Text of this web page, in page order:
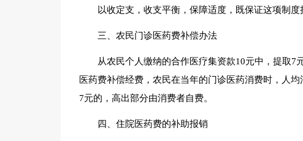
以收定支，收支平衡，保障适度，既保证这项制
三、农民门诊医药费补偿办法
从农民个人缴纳的合作医疗集资款10元中，提取
医药费补偿经费，农民在当年的门诊医药消费时，人
7元的，高出部分由消费者自费。
四、住院医药费的补助报销